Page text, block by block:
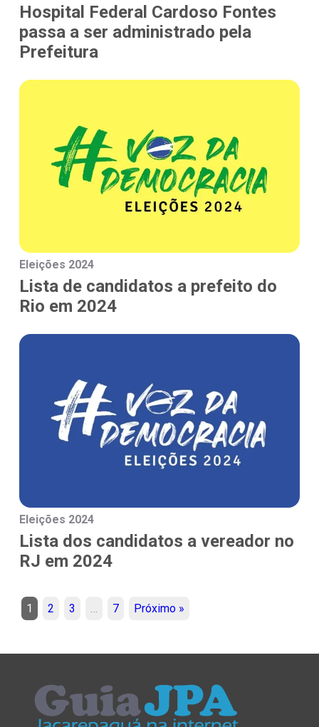
Hospital Federal Cardoso Fontes
passa a ser administrado pela
Prefeitura
Eleições 2024
Lista de candidatos a prefeito do
Rio em 2024
Eleições 2024
Lista dos candidatos a vereador no
RJ em 2024
1 2 3 7 Próximo »